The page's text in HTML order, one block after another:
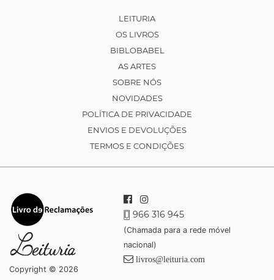
LEITURIA
OS LIVROS
BIBLOBABEL
AS ARTES
SOBRE NÓS
NOVIDADES
POLÍTICA DE PRIVACIDADE
ENVIOS E DEVOLUÇÕES
TERMOS E CONDIÇÕES
Copyright © 2026
966 316 945
(Chamada para a rede móvel
nacional)
livros@leituria.com